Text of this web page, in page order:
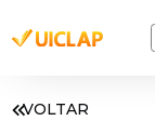
VOLTAR